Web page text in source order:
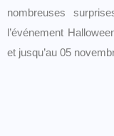
nombreuses
l’événement
et jusqu’au 05